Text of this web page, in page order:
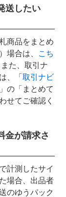
送したい
商品をまとめ
合は、 こち
た、取引ナ
、「取引ナビ
」の「まとめて
せてご確認く
金が請求さ
計測したサイ
場合、出品者
のゆうパック